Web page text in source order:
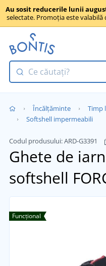
Au sosit reducerile lunii
selectate. Promoția este valabilă
Încălţăminte
Timp
Softshell impermeabili
Codul produsului:ARD-G3391
Ghete de
softshell
Funcțional